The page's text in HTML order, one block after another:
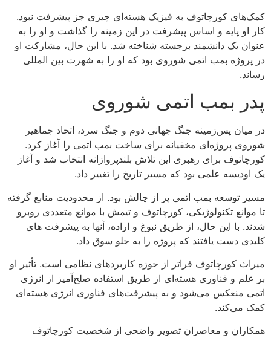
کمک‌های کورچاتوف به فیزیک هسته‌ای چیزی جز پیشرفت نبود.
کار او پایه و اساس پیشرفت در این زمینه را گذاشت و او را به
عنوان یک دانشمند برجسته شناخته شد. با این حال، مشارکت او
در پروژه بمب اتمی شوروی بود که او را به شهرت بین المللی
رساند.
پدر بمب اتمی شوروی
در میان پس‌زمینه جنگ جهانی دوم و جنگ سرد، اتحاد جماهیر
شوروی پروژه‌ای مخفیانه برای ساخت بمب اتمی را آغاز کرد.
کورچاتوف برای رهبری این تلاش بلندپروازانه انتخاب شد و آغاز
یک اودیسه علمی بود که مسیر تاریخ را تغییر داد.
مسیر توسعه بمب اتمی پر از چالش بود. از محدودیت منابع گرفته
تا موانع تکنولوژیکی، کورچاتوف و تیمش با موانع متعددی روبرو
شدند. با این حال، از طریق نبوغ و اراده، آنها به پیشرفت های
کلیدی دست یافتند که پروژه را به جلو سوق داد.
میراث کورچاتوف فراتر از حوزه کاربردهای نظامی است. تأثیر او
بر علم و فناوری هسته‌ای از طریق استفاده صلح‌آمیز از انرژی
اتمی منعکس می‌شود و به پیشرفت‌های فناوری انرژی هسته‌ای
کمک می‌کند.
همکاران و معاصران تصویر واضحی از شخصیت کورچاتوف